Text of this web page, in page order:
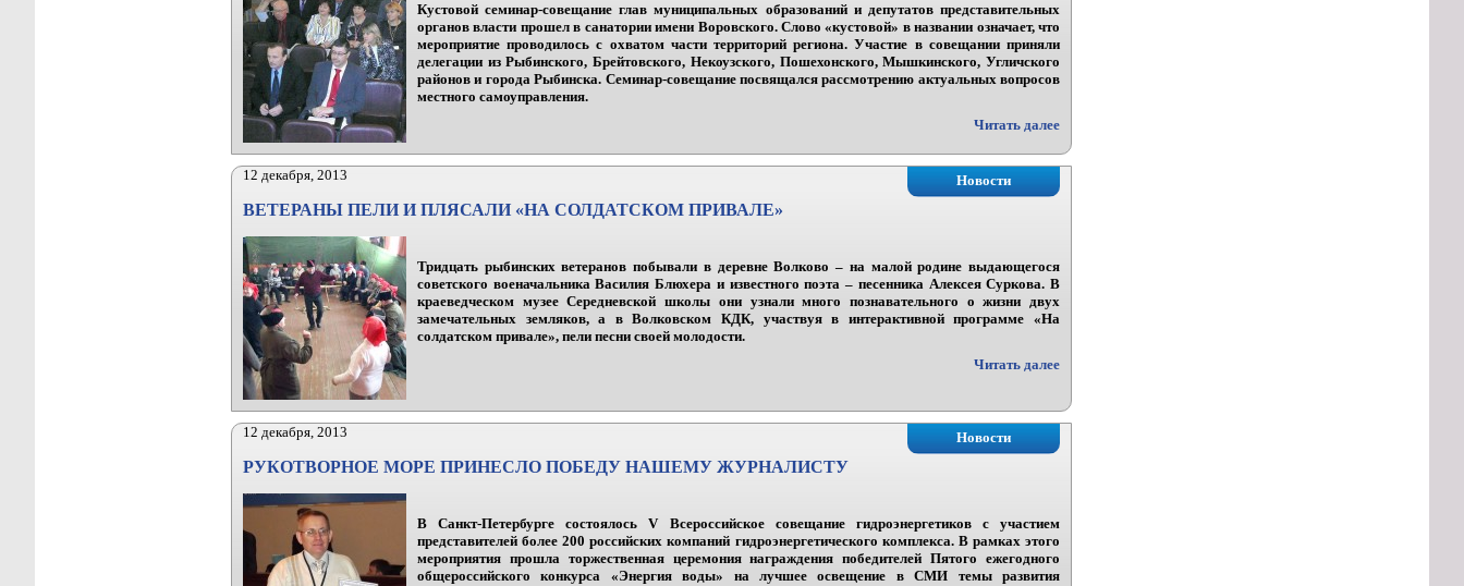
Кустовой семинар-совещание глав муниципальных образований и депутатов представительных
органов власти прошел в санатории имени Воровского. Слово «кустовой» в названии означает, что
мероприятие проводилось с охватом части территорий региона. Участие в совещании приняли
делегации из Рыбинского, Брейтовского, Некоузского, Пошехонского, Мышкинского, Угличского
районов и города Рыбинска. Семинар-совещание посвящался рассмотрению актуальных вопросов
местного самоуправления.
Читать далее
Новости
12 декабря, 2013
ВЕТЕРАНЫ ПЕЛИ И ПЛЯСАЛИ «НА СОЛДАТСКОМ ПРИВАЛЕ»
Тридцать рыбинских ветеранов побывали в деревне Волково – на малой родине выдающегося
советского военачальника Василия Блюхера и известного поэта – песенника Алексея Суркова. В
краеведческом музее Середневской школы они узнали много познавательного о жизни двух
замечательных земляков, а в Волковском КДК, участвуя в интерактивной программе «На
солдатском привале», пели песни своей молодости.
Читать далее
Новости
12 декабря, 2013
РУКОТВОРНОЕ МОРЕ ПРИНЕСЛО ПОБЕДУ НАШЕМУ ЖУРНАЛИСТУ
В Санкт-Петербурге состоялось V Всероссийское совещание гидроэнергетиков с участием
представителей более 200 российских компаний гидроэнергетического комплекса. В рамках этого
мероприятия прошла торжественная церемония награждения победителей Пятого ежегодного
общероссийского конкурса «Энергия воды» на лучшее освещение в СМИ темы развития